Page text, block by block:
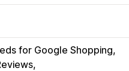
for Google Shopping